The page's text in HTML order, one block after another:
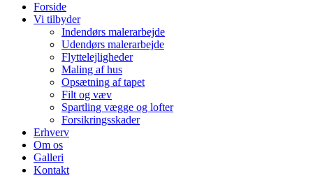
Forside
Vi tilbyder
Indendørs malerarbejde
Udendørs malerarbejde
Flyttelejligheder
Maling af hus
Opsætning af tapet
Filt og væv
Spartling vægge og lofter
Forsikringsskader
Erhverv
Om os
Galleri
Kontakt